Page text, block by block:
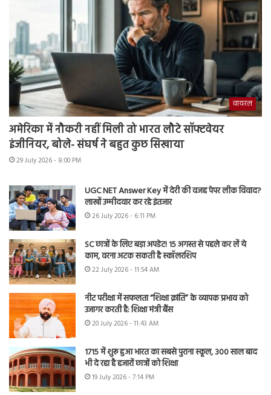
वायरल
अमेरिका में नौकरी नहीं मिली तो भारत लौटे सॉफ्टवेयर
इंजीनियर, बोले- संघर्ष ने बहुत कुछ सिखाया
29 July 2026 - 8:00 PM
UGC NET Answer Key में देरी की वजह पेपर लीक विवाद?
लाखों उम्मीदवार कर रहे इंतजार
26 July 2026 - 6:11 PM
SC छात्रों के लिए बड़ा अपडेट! 15 अगस्त से पहले कर लें ये
काम, वरना अटक सकती है स्कॉलरशिप
22 July 2026 - 11:54 AM
नीट परीक्षा में सफलता “शिक्षा क्रांति” के व्यापक प्रभाव को
उजागर करती है: शिक्षा मंत्री बैंस
20 July 2026 - 11:43 AM
1715 में शुरू हुआ भारत का सबसे पुराना स्कूल, 300 साल बाद
भी दे रहा है हजारों छात्रों को शिक्षा
19 July 2026 - 7:14 PM